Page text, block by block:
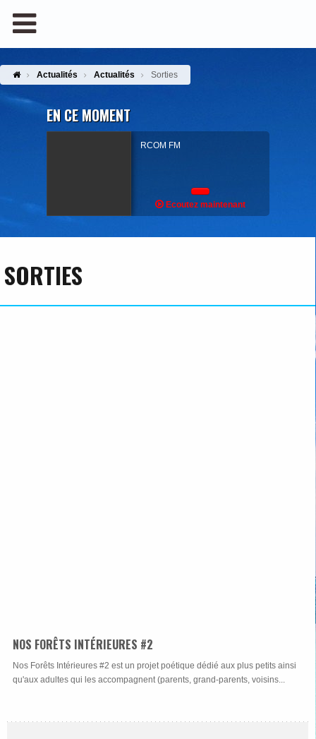
Actualités Actualités Sorties
EN CE MOMENT
RCOM FM
Ecoutez maintenant
SORTIES
NOS FORÊTS INTÉRIEURES #2
Nos Forêts Intérieures #2 est un projet poétique dédié aux plus petits ainsi
qu'aux adultes qui les accompagnent (parents, grand-parents, voisins...